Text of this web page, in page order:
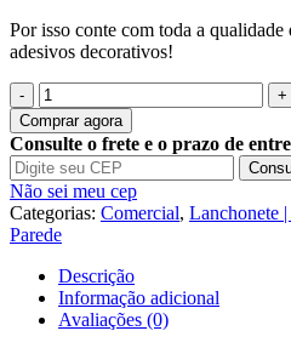
Por isso conte com toda a qualidade
adesivos decorativos!
Quantidade
de
Painel
Adesivo
Lanchonete
Taco
Comida
Mexicana
J202
Comprar agora
Consulte o frete e o prazo de
Não sei meu cep
Categorias: Comercial, Lanchonete
Parede
Descrição
Informação adicional
Avaliações (0)